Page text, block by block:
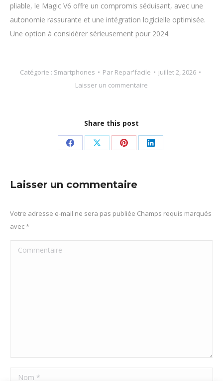
pliable, le Magic V6 offre un compromis séduisant, avec une
autonomie rassurante et une intégration logicielle optimisée.
Une option à considérer sérieusement pour 2024.
Catégorie : Smartphones Par Repar'facile
juillet 2, 2026
Laisser un commentaire
Share this post
PartagerPartagerPartager
Pinterest
Partager
Laisser un commentaire
Votre adresse e-mail ne sera pas publiée Champs requis marqués
avec*
Commentaire
Nom *